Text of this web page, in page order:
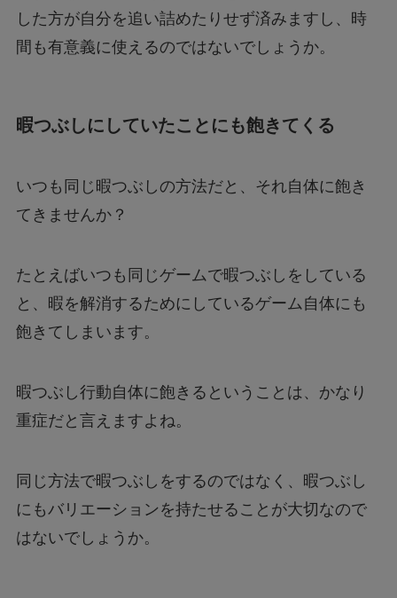
した方が自分を追い詰めたりせず済みますし、時
間も有意義に使えるのではないでしょうか。
暇つぶしにしていたことにも飽きてくる
いつも同じ暇つぶしの方法だと、それ自体に飽き
てきませんか？
たとえばいつも同じゲームで暇つぶしをしている
と、暇を解消するためにしているゲーム自体にも
飽きてしまいます。
暇つぶし行動自体に飽きるということは、かなり
重症だと言えますよね。
同じ方法で暇つぶしをするのではなく、暇つぶし
にもバリエーションを持たせることが大切なので
はないでしょうか。